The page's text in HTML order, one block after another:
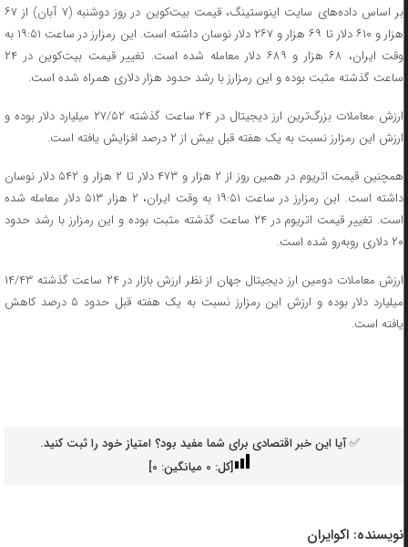
بر اساس داده‌های سایت اینوستینگ، قیمت بیت‌کوین در روز دوشنبه (۷ آبان) از ۶۷
هزار و ۶۱۰ دلار تا ۶۹ هزار و ۲۶۷ دلار نوسان داشته است. این رمزارز در ساعت ۱۹:۵۱ به
وقت ایران، ۶۸ هزار و ۶۸۹ دلار معامله شده است. تغییر قیمت بیت‌کوین در ۲۴
ساعت گذشته مثبت بوده و این رمزارز با رشد حدود هزار دلاری همراه شده است.
ارزش معاملات بزرگ‌ترین ارز دیجیتال در ۲۴ ساعت گذشته ۲۷/۵۲ میلیارد دلار بوده و
ارزش این رمزارز نسبت به یک هفته قبل بیش از ۲ درصد افزایش یافته است.
همچنین قیمت اتریوم در همین روز از ۲ هزار و ۴۷۳ دلار تا ۲ هزار و ۵۴۲ دلار نوسان
داشته است. این رمزارز در ساعت ۱۹:۵۱ به وقت ایران، ۲ هزار ۵۱۳ دلار معامله شده
است. تغییر قیمت اتریوم در ۲۴ ساعت گذشته مثبت بوده و این رمزارز با رشد حدود
۲۰ دلاری روبه‌رو شده است.
ارزش معاملات دومین ارز دیجیتال جهان از نظر ارزش بازار در ۲۴ ساعت گذشته ۱۴/۴۳
میلیارد دلار بوده و ارزش این رمزارز نسبت به یک هفته قبل حدود ۵ درصد کاهش
یافته است.
✅ آیا این خبر اقتصادی برای شما مفید بود؟ امتیاز خود را ثبت کنید.
[کل: 0میانگین: 0
]
نویسنده: اکوایران